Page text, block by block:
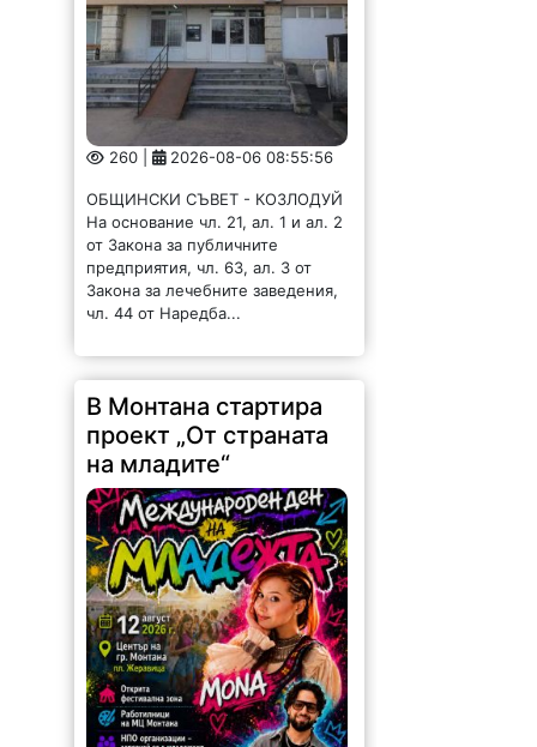
260 | 2026-08-06 08:55:56
ОБЩИНСКИ СЪВЕТ - КОЗЛОДУЙ
На основание чл. 21, ал. 1 и ал. 2
от Закона за публичните
предприятия, чл. 63, ал. 3 от
Закона за лечебните заведения,
чл. 44 от Наредба...
В Монтана стартира
проект „От страната
на младите“